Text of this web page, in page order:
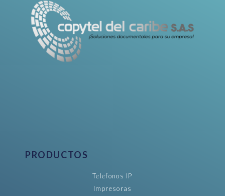
PRODUCTOS
Telefonos IP
Impresoras